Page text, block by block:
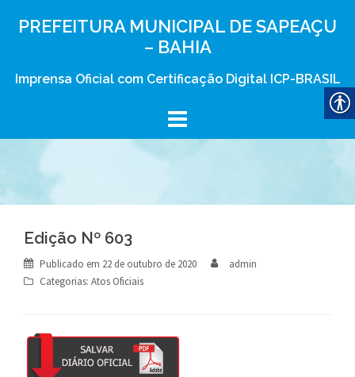
PREFEITURA MUNICIPAL DE SAPEAÇU
– BAHIA
Imprensa Oficial com Certificação Digital ICP-BRASIL
Edição Nº 603
Publicado em 22 de outubro de 2020
admin
Categorias: Atos Oficiais